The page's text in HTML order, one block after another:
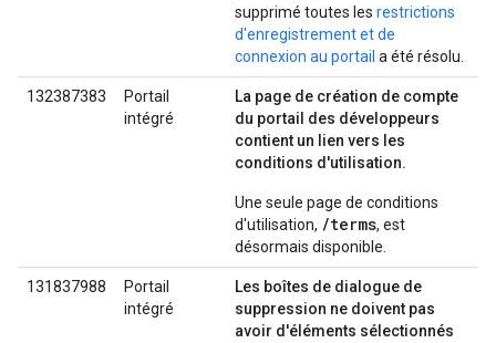
supprimé toutes les restrictions
d'enregistrement et de
connexion au portail a été résolu.
132387383
Portail
intégré
La page de création de compte
du portail des développeurs
contient un lien vers les
conditions d'utilisation.
Une seule page de conditions
d'utilisation, /terms, est
désormais disponible.
131837988
Portail
intégré
Les boîtes de dialogue de
suppression ne doivent pas
avoir d'éléments sélectionnés